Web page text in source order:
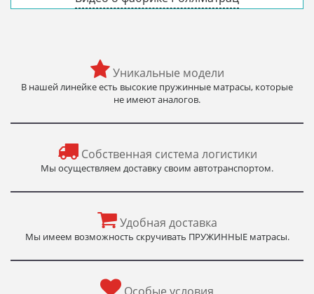
Уникальные модели
В нашей линейке есть высокие пружинные матрасы, которые
не имеют аналогов.
Собственная система логистики
Мы осуществляем доставку своим автотранспортом.
Удобная доставка
Мы имеем возможность скручивать ПРУЖИННЫЕ матрасы.
Особые условия